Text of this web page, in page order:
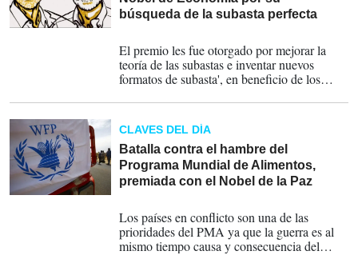
búsqueda de la subasta perfecta
El premio les fue otorgado por mejorar la
teoría de las subastas e inventar nuevos
formatos de subasta', en beneficio de los
CLAVES DEL DÍA
Batalla contra el hambre del
Programa Mundial de Alimentos,
premiada con el Nobel de la Paz
Los países en conflicto son una de las
prioridades del PMA ya que la guerra es al
mismo tiempo causa y consecuencia del